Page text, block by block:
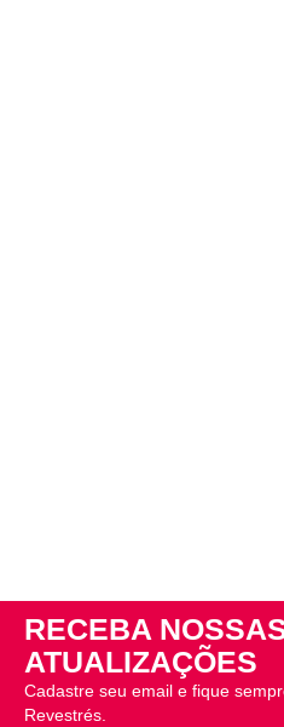
RECEBA
ATUALIZAÇÕES
Cadastre seu email e fique
Revestrés.